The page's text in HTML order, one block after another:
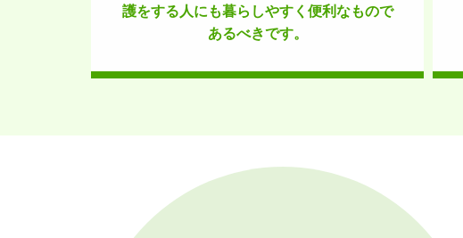
護をする人にも暮らしやすく便利なもので
あるべきです。